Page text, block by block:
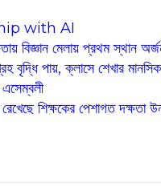
with AI
বিজ্ঞান মেলায় প্রথম স্থান
বৃদ্ধি পায়, ক্লাসে শেখার
শিক্ষকের পেশাগত দক্ষতা